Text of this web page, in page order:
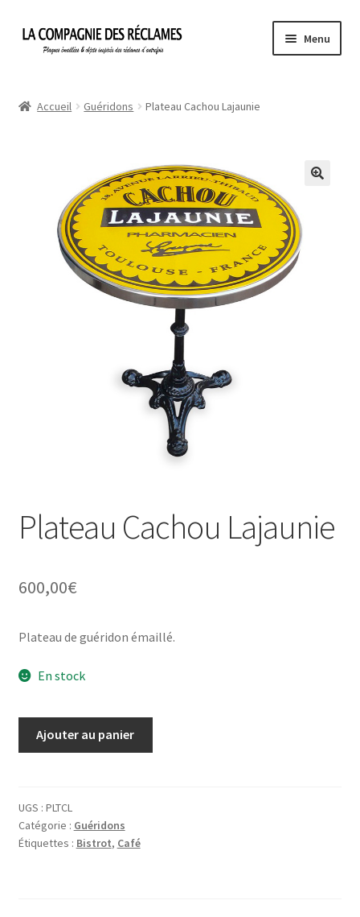
Aller
Aller
Menu
Informations légales
Ma Commande
Mon compte
Une histoire de plaques émaillées
Accueil Guéridons Plateau Cachou Lajaunie
Plateau Cachou Lajaunie
600,00€
Plateau de guéridon émaillé.
En stock
Lajaunie
Ajouter au panier
UGS : PLTCL
Catégorie : Guéridons
Étiquettes : Bistrot, Café